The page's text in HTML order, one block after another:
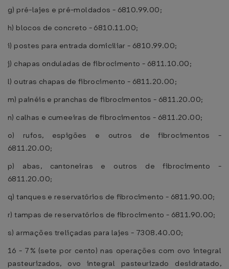
g) pré-lajes e pré-moldados - 6810.99.00;
h) blocos de concreto - 6810.11.00;
i) postes para entrada domiciliar - 6810.99.00;
j) chapas onduladas de fibrocimento - 6811.10.00;
l) outras chapas de fibrocimento - 6811.20.00;
m) painéis e pranchas de fibrocimentos - 6811.20.00;
n) calhas e cumeeiras de fibrocimentos - 6811.20.00;
o) rufos, espigões e outros de fibrocimentos -
6811.20.00;
p) abas, cantoneiras e outros de fibrocimento -
6811.20.00;
q) tanques e reservatórios de fibrocimento - 6811.90.00;
r) tampas de reservatórios de fibrocimento - 6811.90.00;
s) armações treliçadas para lajes - 7308.40.00;
16 - 7% (sete por cento) nas operações com ovo integral
pasteurizados, ovo integral pasteurizado desidratado,